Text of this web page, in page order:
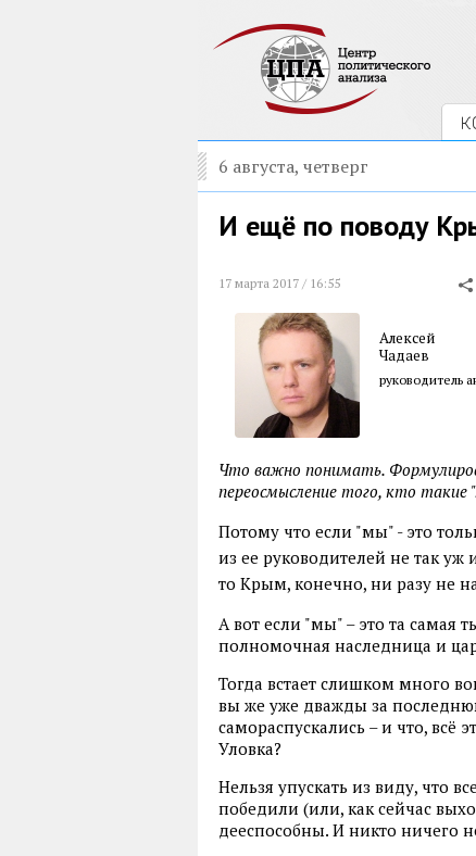
6 августа, четверг
И ещё по поводу
17 марта 2017 / 16:55
Алексей
Чадаев
руководитель
Что важно понимать.
переосмысление того, кто такие
Потому что если "мы" - это
из ее руководителей не так уж
то Крым, конечно, ни разу не
А вот если "мы" – это та самая
полномочная наследница и
Тогда встает слишком много
вы же уже дважды за
самораспускались – и что, всё
Уловка?
Нельзя упускать из виду, что
победили (или, как сейчас
дееспособны. И никто ничего